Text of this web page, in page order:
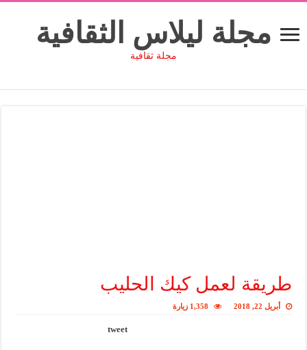
مجلة ليلاس الثقافية
مجلة ثقافية
طريقة لعمل كيك الحليب
أبريل 22, 2018 1,358 زيارة
tweet